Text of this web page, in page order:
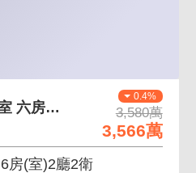
0.4%
3,580萬
3,566萬
木柵公寓一樓有地下室 六房兩廳雙衛
6房(室)2廳2衛